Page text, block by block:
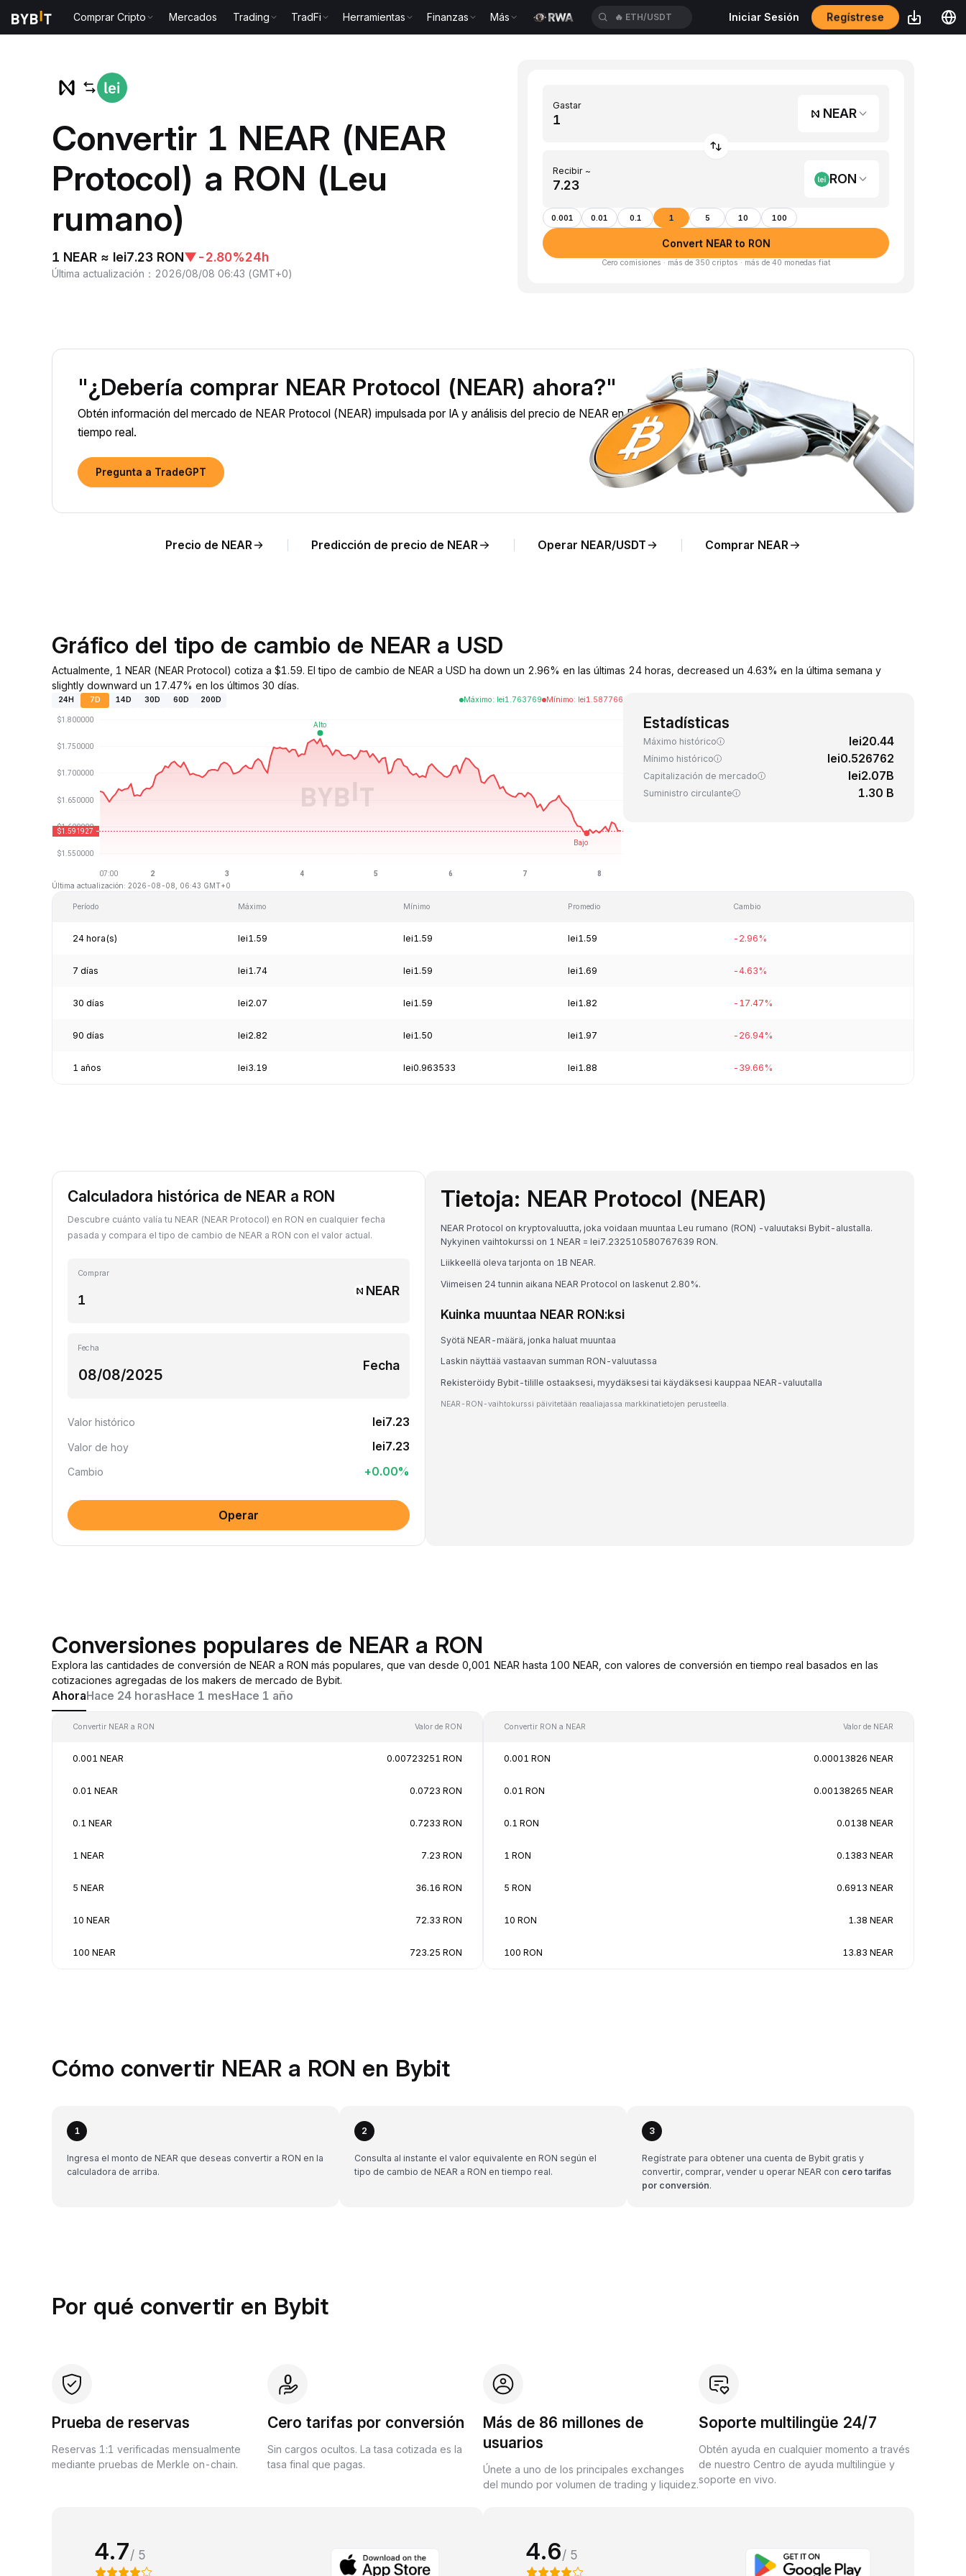
Comprar Cripto Mercados Trading TradFi Herramientas Finanzas Más 🔥 ETH/USDT Iniciar Sesión Regístrese
Convertir 1 NEAR (NEAR
Protocol) a RON (Leu
rumano)
1 NEAR ≈ lei7.23 RON▼-2.80%24h
Última actualización ： 2026/08/08 06:43 (GMT+0)
Gastar
NEAR
Recibir ~
RON
0.001 0.01 0.1 1 5 10 100
Convert NEAR to RON
Cero comisiones · más de 350 criptos · más de 40 monedas fiat
"¿Debería comprar NEAR Protocol (NEAR) ahora?"
Obtén información del mercado de NEAR Protocol (NEAR) impulsada por IA y análisis del precio de NEAR en RON en
tiempo real.
Pregunta a TradeGPT
Precio de NEAR Predicción de precio de NEAR Operar NEAR/USDT Comprar NEAR
Gráfico del tipo de cambio de NEAR a USD
Actualmente, 1 NEAR (NEAR Protocol) cotiza a $1.59. El tipo de cambio de NEAR a USD ha down un 2.96% en las últimas 24 horas, decreased un 4.63% en la última semana y
slightly downward un 17.47% en los últimos 30 días.
24H 7D 14D 30D 60D 200D Máximo: lei1.763769 Mínimo: lei1.587766
Última actualización: 2026-08-08, 06:43 GMT+0
Estadísticas
Máximo histórico lei20.44
Mínimo histórico lei0.526762
Capitalización de mercado lei2.07B
Suministro circulante 1.30 B
Período Máximo Mínimo Promedio Cambio
24 hora(s) lei1.59 lei1.59 lei1.59 -2.96%
7 días lei1.74 lei1.59 lei1.69 -4.63%
30 días lei2.07 lei1.59 lei1.82 -17.47%
90 días lei2.82 lei1.50 lei1.97 -26.94%
1 años lei3.19 lei0.963533 lei1.88 -39.66%
Calculadora histórica de NEAR a RON
Descubre cuánto valía tu NEAR (NEAR Protocol) en RON en cualquier fecha
pasada y compara el tipo de cambio de NEAR a RON con el valor actual.
Comprar
NEAR
Fecha
Fecha
Valor histórico lei7.23
Valor de hoy lei7.23
Cambio +0.00%
Operar
Tietoja: NEAR Protocol (NEAR)
NEAR Protocol on kryptovaluutta, joka voidaan muuntaa Leu rumano (RON) -valuutaksi Bybit-alustalla.
Nykyinen vaihtokurssi on 1 NEAR = lei7.232510580767639 RON.
Liikkeellä oleva tarjonta on 1B NEAR.
Viimeisen 24 tunnin aikana NEAR Protocol on laskenut 2.80%.
Kuinka muuntaa NEAR RON:ksi
Syötä NEAR-määrä, jonka haluat muuntaa
Laskin näyttää vastaavan summan RON-valuutassa
Rekisteröidy Bybit-tilille ostaaksesi, myydäksesi tai käydäksesi kauppaa NEAR-valuutalla
NEAR-RON-vaihtokurssi päivitetään reaaliajassa markkinatietojen perusteella.
Conversiones populares de NEAR a RON
Explora las cantidades de conversión de NEAR a RON más populares, que van desde 0,001 NEAR hasta 100 NEAR, con valores de conversión en tiempo real basados en las
cotizaciones agregadas de los makers de mercado de Bybit.
AhoraHace 24 horasHace 1 mesHace 1 año
Convertir NEAR a RON Valor de RON
0.001 NEAR 0.00723251 RON
0.01 NEAR 0.0723 RON
0.1 NEAR 0.7233 RON
1 NEAR 7.23 RON
5 NEAR 36.16 RON
10 NEAR 72.33 RON
100 NEAR 723.25 RON
Convertir RON a NEAR Valor de NEAR
0.001 RON 0.00013826 NEAR
0.01 RON 0.00138265 NEAR
0.1 RON 0.0138 NEAR
1 RON 0.1383 NEAR
5 RON 0.6913 NEAR
10 RON 1.38 NEAR
100 RON 13.83 NEAR
Cómo convertir NEAR a RON en Bybit
1
Ingresa el monto de NEAR que deseas convertir a RON en la
calculadora de arriba.
2
Consulta al instante el valor equivalente en RON según el
tipo de cambio de NEAR a RON en tiempo real.
3
Regístrate para obtener una cuenta de Bybit gratis y
convertir, comprar, vender u operar NEAR con cero tarifas
por conversión.
Por qué convertir en Bybit
Prueba de reservas
Reservas 1:1 verificadas mensualmente
mediante pruebas de Merkle on-chain.
Cero tarifas por conversión
Sin cargos ocultos. La tasa cotizada es la
tasa final que pagas.
Más de 86 millones de
usuarios
Únete a uno de los principales exchanges
del mundo por volumen de trading y liquidez.
Soporte multilingüe 24/7
Obtén ayuda en cualquier momento a través
de nuestro Centro de ayuda multilingüe y
soporte en vivo.
4.7/ 5 4.6/ 5